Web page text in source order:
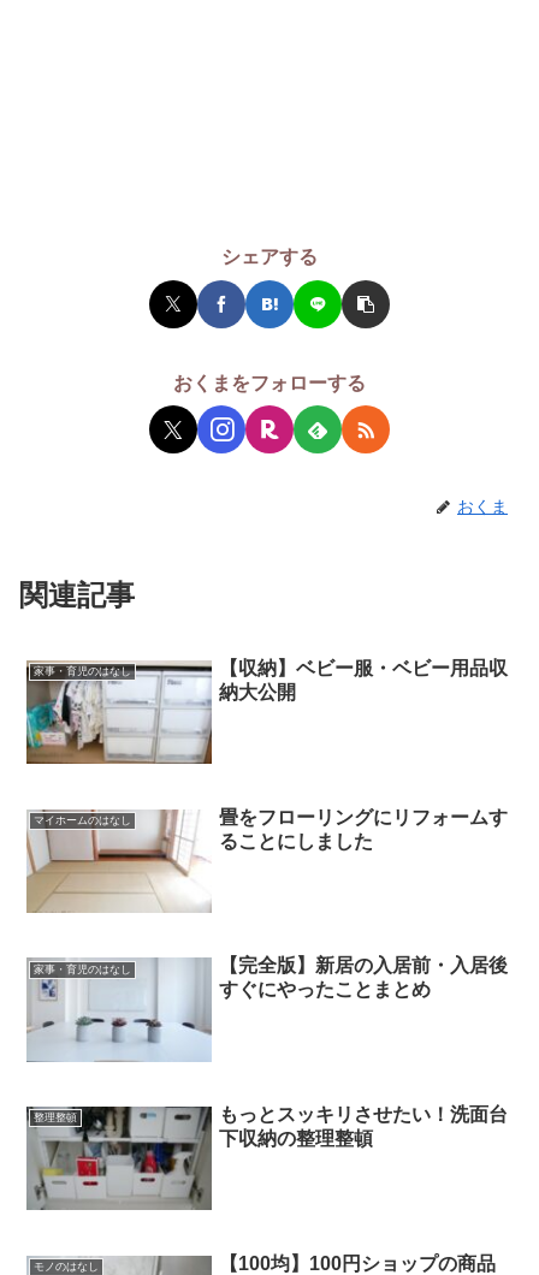
シェアする
おくまをフォローする
おくま
関連記事
家事・育児のはなし
【収納】ベビー服・ベビー用品収
納大公開
マイホームのはなし
畳をフローリングにリフォームす
ることにしました
家事・育児のはなし
【完全版】新居の入居前・入居後
すぐにやったことまとめ
整理整頓
もっとスッキリさせたい！洗面台
下収納の整理整頓
モノのはなし
【100均】100円ショップの商品